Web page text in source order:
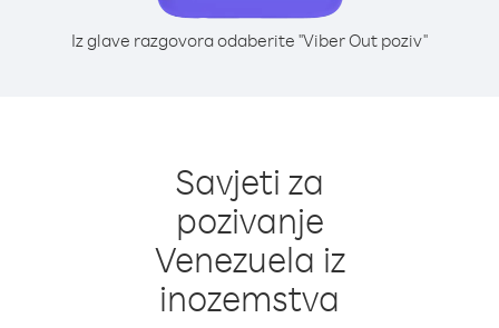
Iz glave razgovora odaberite "Viber Out poziv"
Savjeti za
pozivanje
Venezuela iz
inozemstva